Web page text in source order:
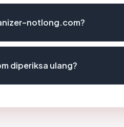
notlong.com?
diperiksa ulang?